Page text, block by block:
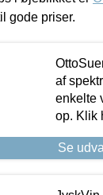
gode priser.
af
enkelte
op. Klik
Se